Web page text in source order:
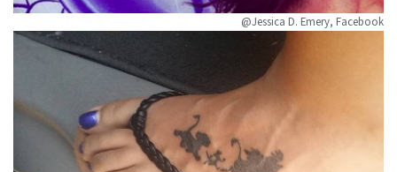
@Jessica D. Emery, Facebook